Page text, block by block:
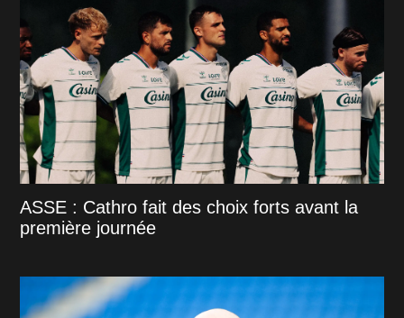
ASSE : Cathro fait des choix forts avant la
première journée